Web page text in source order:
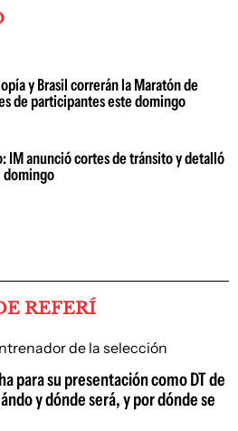
y Brasil correrán la Maratón de
de participantes este domingo
IM anunció cortes de tránsito y detalló
domingo
REFERÍ
para su presentación como DT de
y dónde será, y por dónde se